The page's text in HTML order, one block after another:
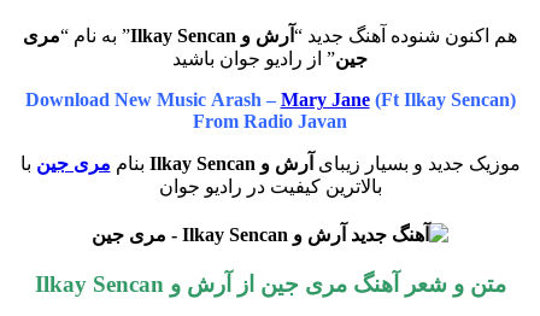
هم اکنون شنوده آهنگ جدید “ آرش و Ilkay Sencan ” به نام “مری
جین” از رادیو جوان باشید
Download New Music Arash – Mary Jane(Ft Ilkay Sencan)
From Radio Javan
موزیک جدید و بسیار زیبای آرش و Ilkay Sencan بنام مری جین با
بالاترین کیفیت در رادیو جوان
متن و شعر آهنگ مری جین از آرش و Ilkay Sencan